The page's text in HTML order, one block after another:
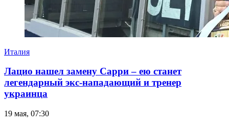
Италия
Лацио нашел замену Сарри – ею станет
легендарный экс-нападающий и тренер
украинца
19 мая, 07:30